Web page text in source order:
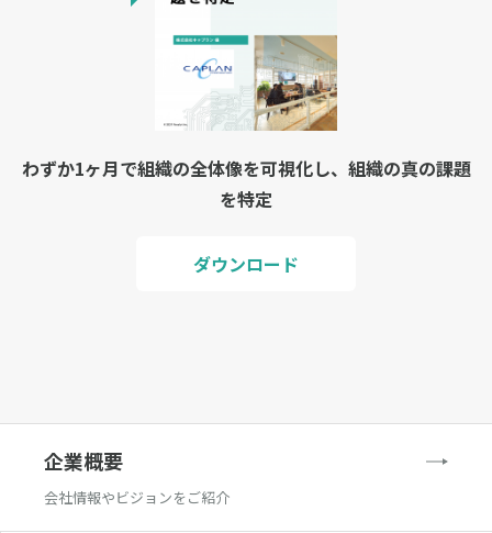
わずか1ヶ月で組織の全体像を可視化し、組織の真の課題
を特定
ダウンロード
企業概要
会社情報やビジョンをご紹介